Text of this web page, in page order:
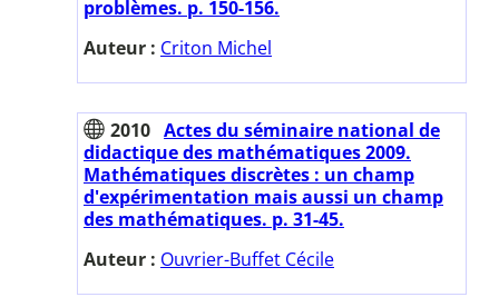
problèmes. p. 150-156.
Auteur : Criton Michel
2010 Actes du séminaire national de
didactique des mathématiques 2009.
Mathématiques discrètes : un champ
d'expérimentation mais aussi un champ
des mathématiques. p. 31-45.
Auteur : Ouvrier-Buffet Cécile